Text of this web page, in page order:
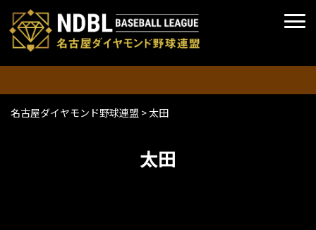
名古屋ダイヤモンド野球連盟 >太田
太田